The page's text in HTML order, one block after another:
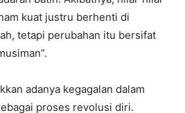
kuat justru berhenti di
tetapi perubahan itu bersifat
adanya kegagalan dalam
proses revolusi diri.